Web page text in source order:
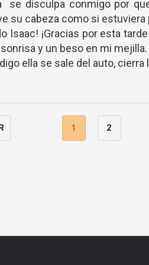
se disculpa conmigo por
su cabeza como si estuviera
Isaac! ¡Gracias por esta
y un beso en mi mejilla.
ella se sale del auto, cierra
1 2